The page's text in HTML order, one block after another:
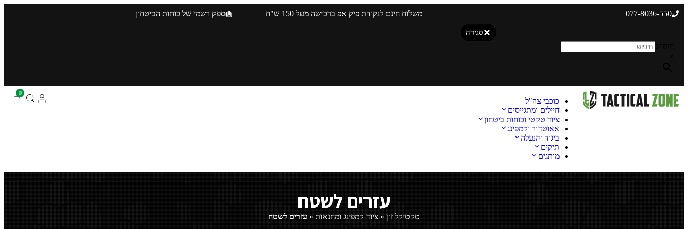
077-8036-550 משלוח חינם לנקודת פיק אפ ברכישה מעל 150 ש"ח ספק רשמי של כוחות הביטחון
סגירה
כוכבי צה"ל
חיילים ומתגייסים
ציוד טקטי וכוחות ביטחון
אאוטדור וקמפינג
ביגוד והנעלה
תיקים
מותגים
0
עזרים לשטח
טקטיקל זון » ציוד קמפינג ומחנאות » עזרים לשטח